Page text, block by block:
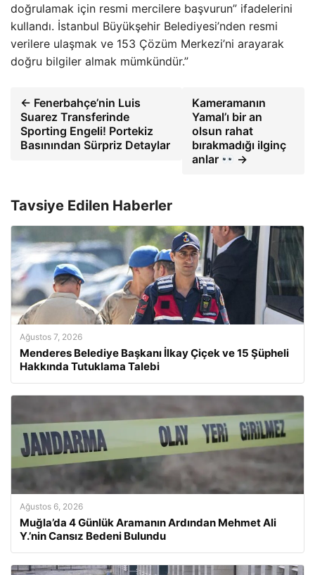
doğrulamak için resmi mercilere başvurun” ifadelerini
kullandı. İstanbul Büyükşehir Belediyesi’nden resmi
verilere ulaşmak ve 153 Çözüm Merkezi’ni arayarak
doğru bilgiler almak mümkündür.”
← Fenerbahçe’nin Luis
Suarez Transferinde
Sporting Engeli! Portekiz
Basınından Sürpriz Detaylar
Kameramanın
Yamal’ı bir an
olsun rahat
bırakmadığı ilginç
anlar
→
Tavsiye Edilen Haberler
Ağustos 7, 2026
Menderes Belediye Başkanı İlkay Çiçek ve 15 Şüpheli
Hakkında Tutuklama Talebi
Ağustos 6, 2026
Muğla’da 4 Günlük Aramanın Ardından Mehmet Ali
Y.’nin Cansız Bedeni Bulundu